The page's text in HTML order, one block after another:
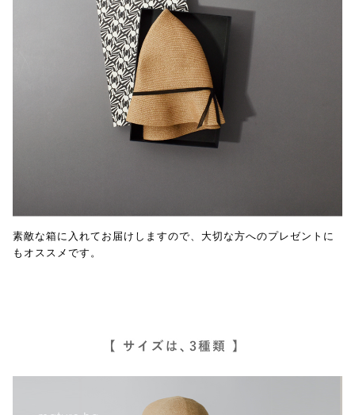
素敵な箱に入れてお届けしますので、大切な方へのプレゼントに
もオススメです。